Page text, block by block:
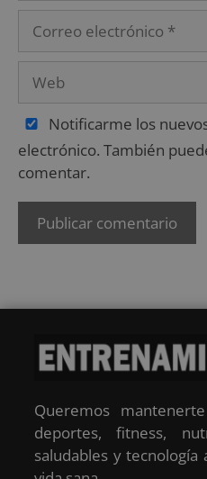
Notificarme los
electrónico. También
comentar.
Queremos
deportes, fitness,
saludables y